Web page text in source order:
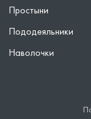
Простыни
Пододеяльники
Наволочки